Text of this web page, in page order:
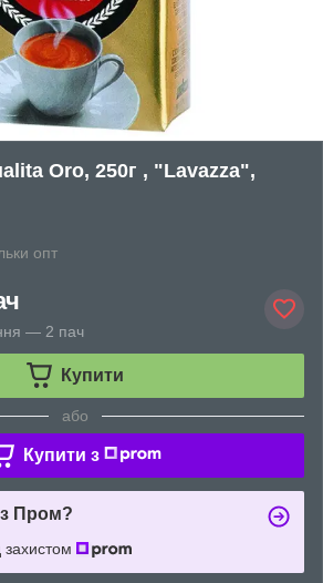
Oro, 250г , "Lavazza",
опт
— 2 пач
Купити
або
Купити з
Пром?